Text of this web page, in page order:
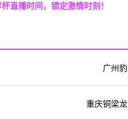
直播时间，锁定激情时刻！
广州豹
重庆铜梁龙